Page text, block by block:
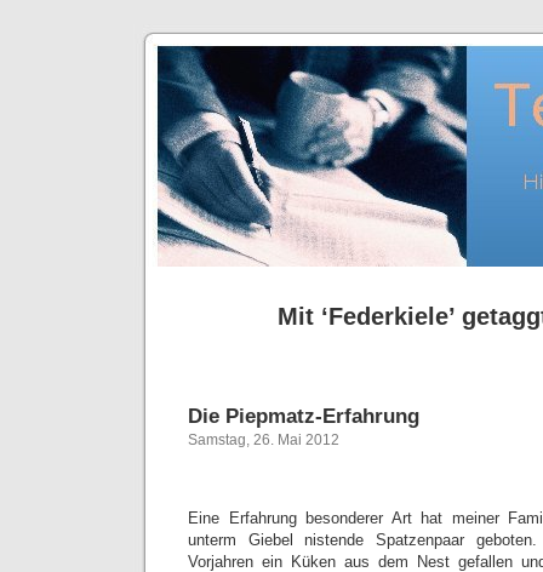
Mit ‘Federkiele’
Die Piepmatz-Erfahrung
Samstag, 26. Mai 2012
Eine Erfahrung besonderer Art hat meiner
unterm Giebel nistende Spatzenpaar
Vorjahren ein Küken aus dem Nest gefallen